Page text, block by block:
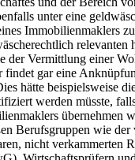
unter eine
Immobilienmaklers
relevanten
der Vermittlung einer
findet gar eine
hätte beispielsweise
werden müsste,
übernehmen
Berufsgruppen wie der
nicht verkammerten